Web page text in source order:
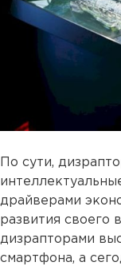
По сути,
драйверами
развития своего
дизрапторами
смартфона, а